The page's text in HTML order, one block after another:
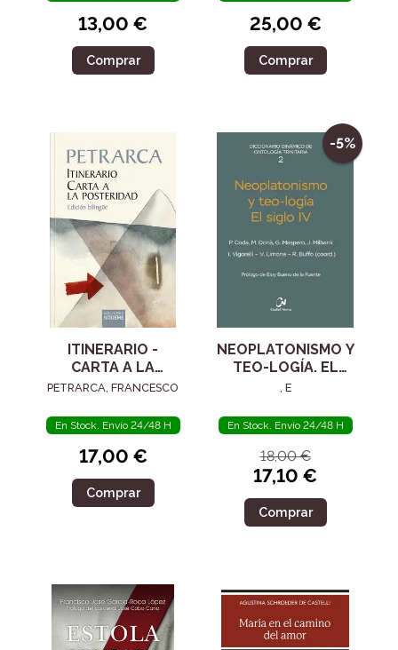
13,00 €
Comprar
25,00 €
Comprar
ITINERARIO -
CARTA A LA
POSTERIDAD
PETRARCA, FRANCESCO
En Stock. Envío 24/48 H
17,00 €
Comprar
-5%
NEOPLATONISMO Y
TEO-LOGÍA. EL
SIGLO IV
, E
En Stock. Envío 24/48 H
18,00 €
17,10 €
Comprar